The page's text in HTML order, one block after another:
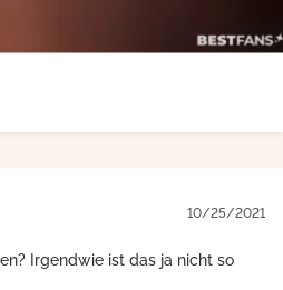
10/25/2021
Irgendwie ist das ja nicht so